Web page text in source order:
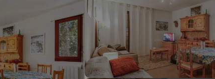
de modifier la destination.